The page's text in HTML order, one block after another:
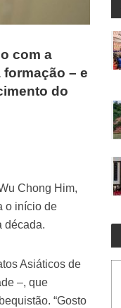
com a
– e
do
Chong Him,
o início de
década.
Asiáticos de
–, que
“Gosto